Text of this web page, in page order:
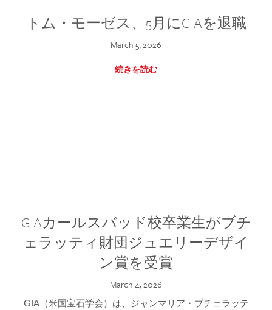
トム・モーゼス、5月にGIAを退職
March 5, 2026
続きを読む
GIAカールスバッド校卒業生がブチ
ェラッティ財団ジュエリーデザイ
ン賞を受賞
March 4, 2026
GIA（米国宝石学会）は、ジャンマリア・ブチェラッテ